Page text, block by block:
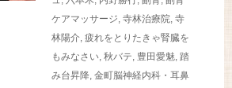
ケアマッサージ, 寺林治療院, 寺
林陽介, 疲れをとりたきゃ腎臓を
もみなさい, 秋バテ, 豊田愛魅, 踏
み台昇降, 金町脳神経内科・耳鼻